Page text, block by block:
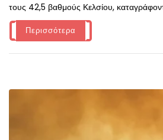
τους 42,5 βαθμούς Κελσίου,
Περισσότερα